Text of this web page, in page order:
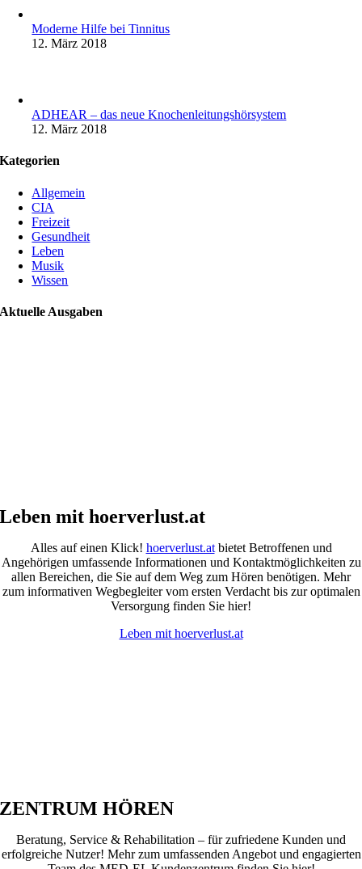
Moderne Hilfe bei Tinnitus
12. März 2018
ADHEAR – das neue Knochenleitungshörsystem
12. März 2018
Kategorien
Allgemein
CIA
Freizeit
Gesundheit
Leben
Musik
Wissen
Aktuelle Ausgaben
Leben mit hoerverlust.at
Alles auf einen Klick! hoerverlust.atbietet Betroffenen und
Angehörigen umfassende Informationen und Kontaktmöglichkeiten zu
allen Bereichen, die Sie auf dem Weg zum Hören benötigen. Mehr
zum informativen Wegbegleiter vom ersten Verdacht bis zur optimalen
Versorgung finden Sie hier!
Leben mit hoerverlust.at
ZENTRUM HÖREN
Beratung, Service & Rehabilitation – für zufriedene Kunden und
erfolgreiche Nutzer! Mehr zum umfassenden Angebot und engagierten